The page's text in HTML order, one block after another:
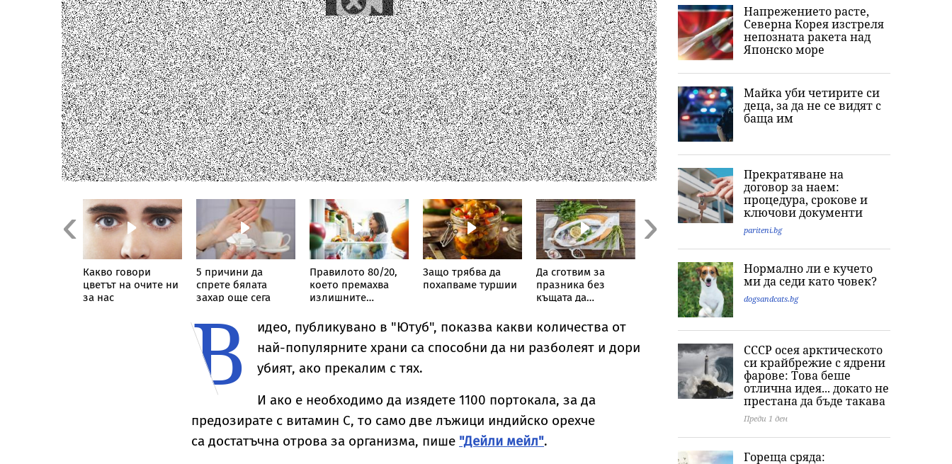
Previous
Какво говори
цветът на очите ни
за нас
5 причини да
спрете бялата
захар още сега
Правилото 80/20,
което премахва
излишните
Защо трябва да
похапваме туршии
Да сготвим за
празника без
къщата да
5 необикновени
начина да свалите
килограми
9 храни с мазнини,
които са
подходящи за
В
идео, публикувано в "Ютуб", показва какви количества от
най-популярните храни са способни да ни разболеят и дори
убият, ако прекалим с тях.
И ако е необходимо да изядете 1100 портокала, за да
предозирате с витамин С, то само две лъжици индийско орехче
са достатъчна отрова за организма, пише "Дейли мейл".
Напрежението расте,
Северна Корея изстреля
непозната ракета над
Японско море
Майка уби четирите си
деца, за да не се видят с
баща им
Прекратяване на
договор за наем:
процедура, срокове и
ключови документи
pariteni.bg
Нормално ли е кучето
ми да седи като човек?
dogsandcats.bg
СССР осея арктическото
си крайбрежие с ядрени
фарове: Това беше
отлична идея... докато не
престана да бъде такава
Преди 1 ден
Гореща сряда: